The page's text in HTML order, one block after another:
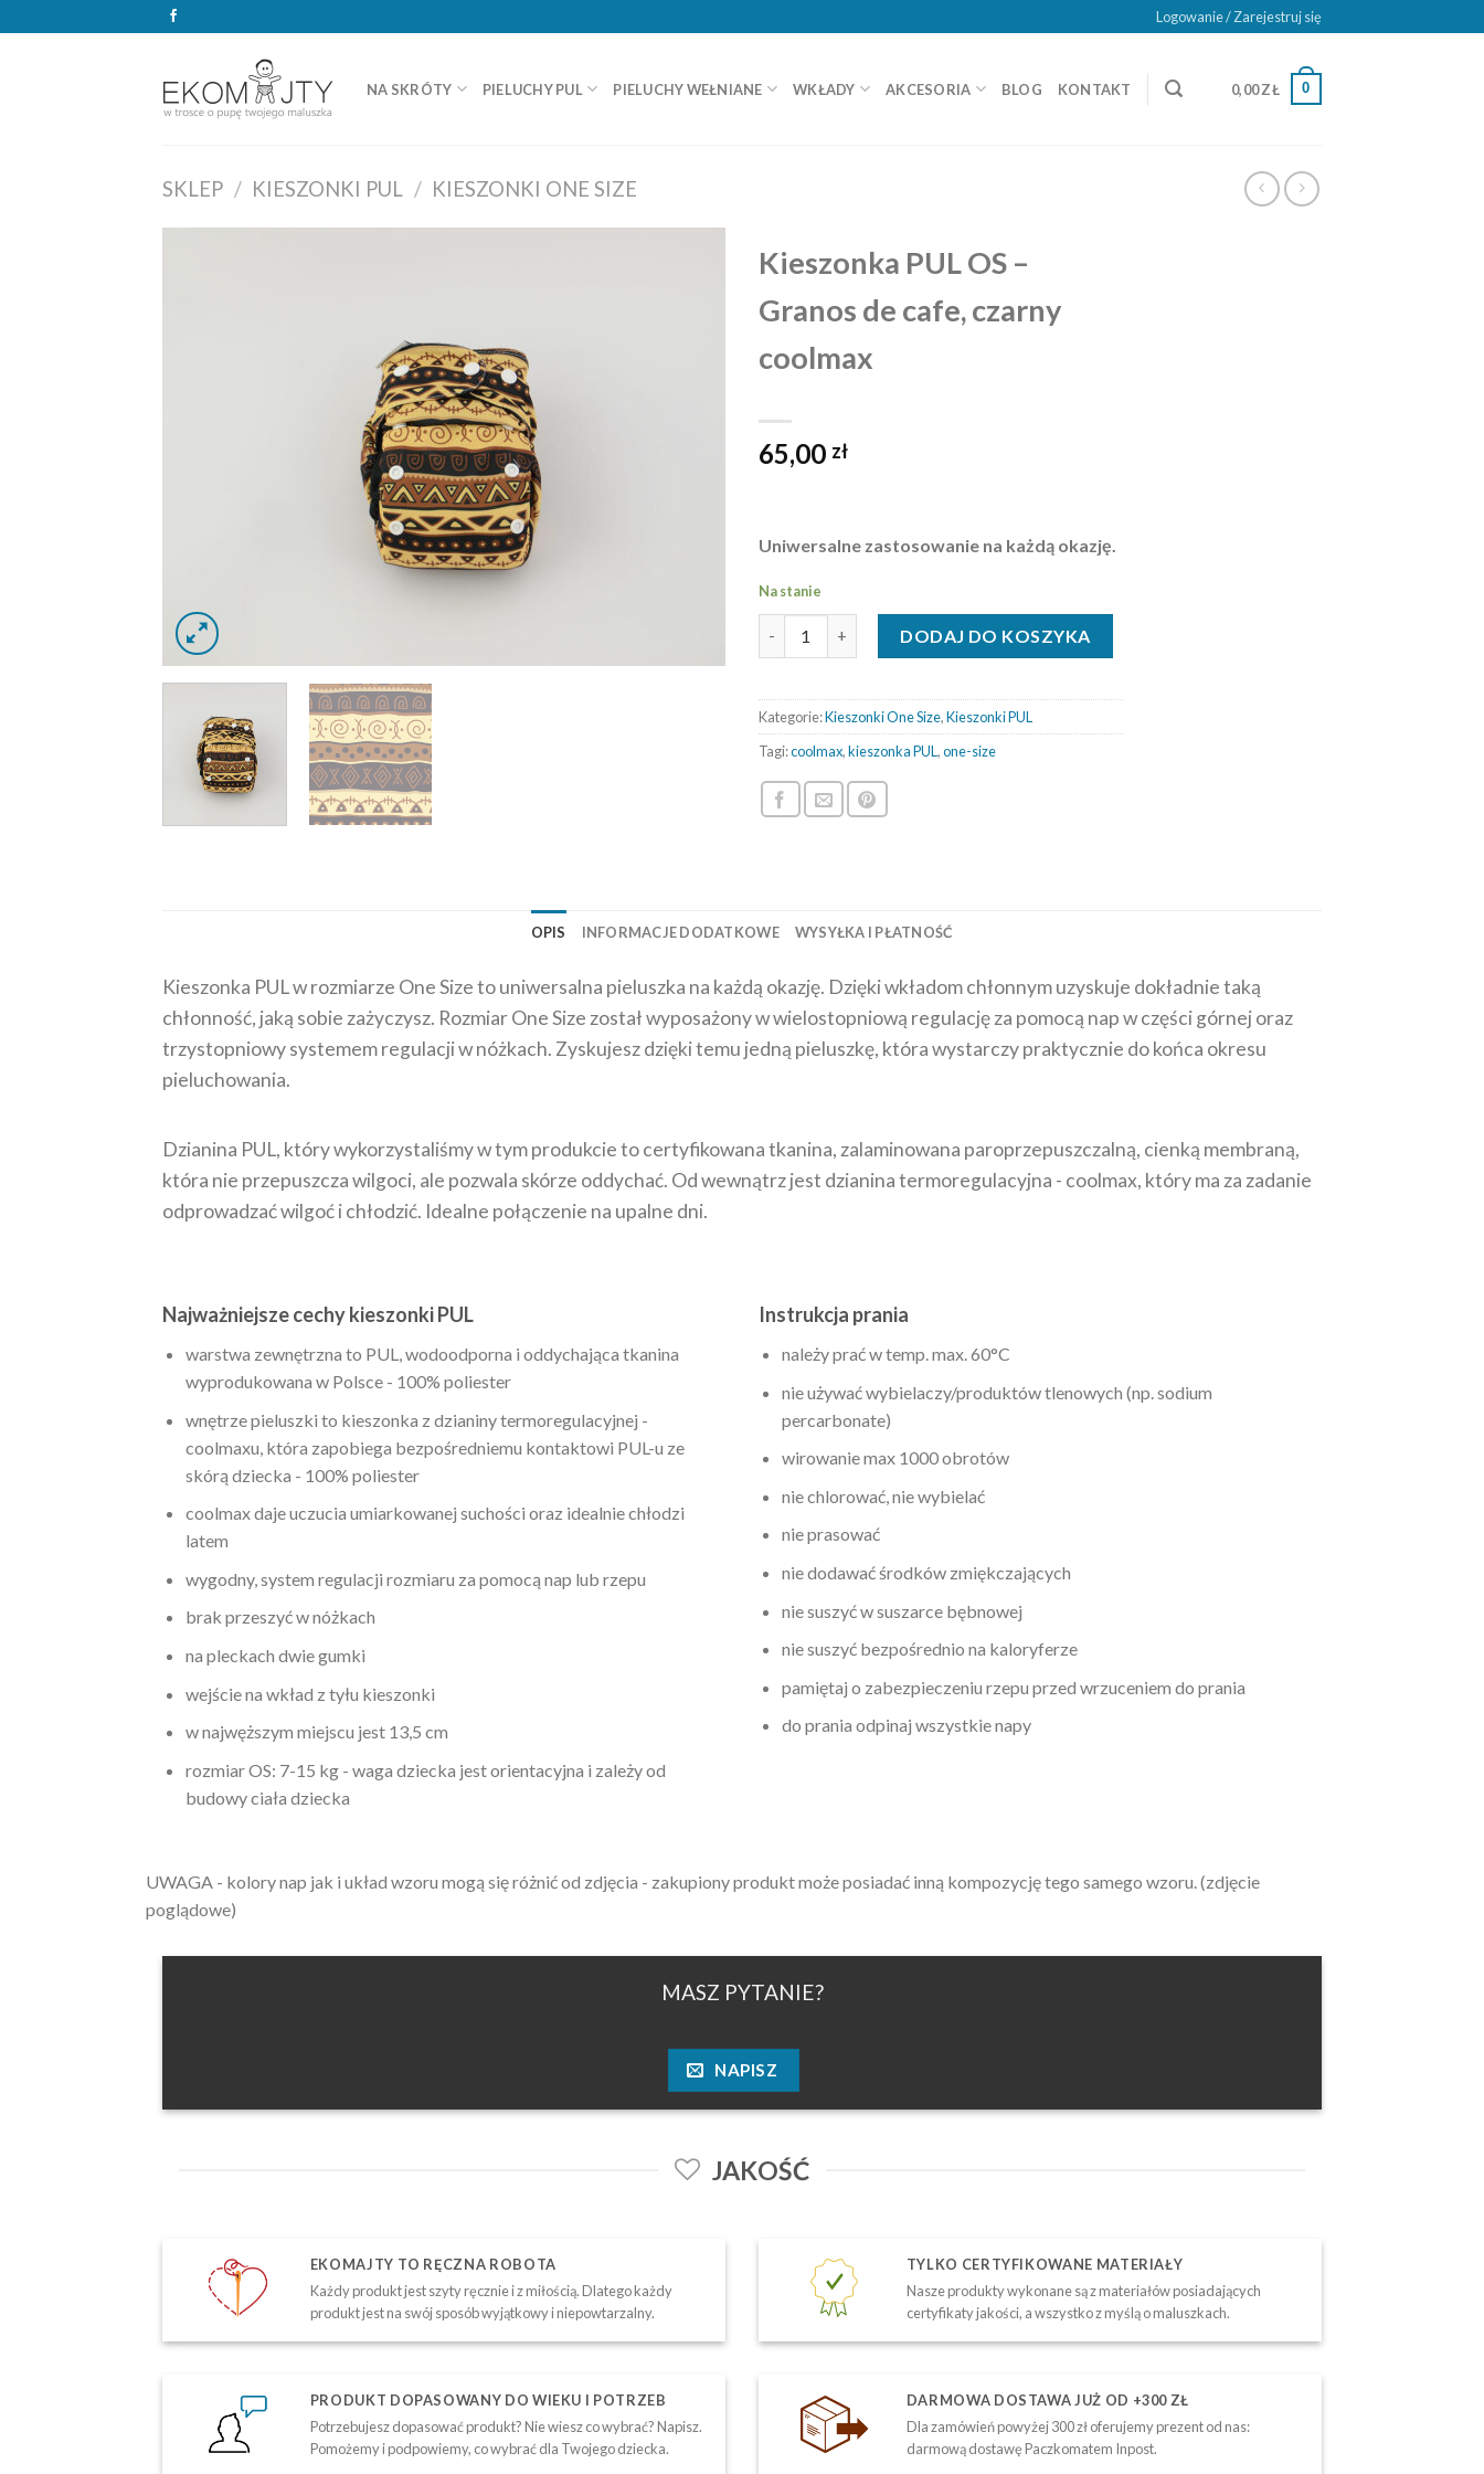
to
Logowanie / Zarejestruj się
NA SKRÓTY PIELUCHY PUL PIELUCHY WEŁNIANE WKŁADY AKCESORIA BLOG KONTAKT 0,00ZŁ 0
SKLEP / KIESZONKI PUL / KIESZONKI ONE SIZE
Kieszonka PUL OS –
Granos de cafe, czarny
coolmax
65,00 zł
Uniwersalne zastosowanie na każdą okazję.
Na stanie
DODAJ DO KOSZYKA
Kategorie:Kieszonki One Size,Kieszonki PUL
Tagi:coolmax,kieszonka PUL,one-size
OPIS INFORMACJE DODATKOWE WYSYŁKA I PŁATNOŚĆ
Kieszonka PUL w rozmiarze One Size to uniwersalna pieluszka na każdą okazję. Dzięki wkładom chłonnym uzyskuje dokładnie taką
chłonność, jaką sobie zażyczysz. Rozmiar One Size został wyposażony w wielostopniową regulację za pomocą nap w części górnej oraz
trzystopniowy systemem regulacji w nóżkach. Zyskujesz dzięki temu jedną pieluszkę, która wystarczy praktycznie do końca okresu
pieluchowania.
Dzianina PUL, który wykorzystaliśmy w tym produkcie to certyfikowana tkanina, zalaminowana paroprzepuszczalną, cienką membraną,
która nie przepuszcza wilgoci, ale pozwala skórze oddychać. Od wewnątrz jest dzianina termoregulacyjna - coolmax, który ma za zadanie
odprowadzać wilgoć i chłodzić. Idealne połączenie na upalne dni.
Najważniejsze cechy kieszonki PUL
warstwa zewnętrzna to PUL, wodoodporna i oddychająca tkanina
wyprodukowana w Polsce - 100% poliester
wnętrze pieluszki to kieszonka z dzianiny termoregulacyjnej -
coolmaxu, która zapobiega bezpośredniemu kontaktowi PUL-u ze
skórą dziecka - 100% poliester
coolmax daje uczucia umiarkowanej suchości oraz idealnie chłodzi
latem
wygodny, system regulacji rozmiaru za pomocą nap lub rzepu
brak przeszyć w nóżkach
na pleckach dwie gumki
wejście na wkład z tyłu kieszonki
w najwęższym miejscu jest 13,5 cm
rozmiar OS: 7-15 kg - waga dziecka jest orientacyjna i zależy od
budowy ciała dziecka
Instrukcja prania
należy prać w temp. max. 60°C
nie używać wybielaczy/produktów tlenowych (np. sodium
percarbonate)
wirowanie max 1000 obrotów
nie chlorować, nie wybielać
nie prasować
nie dodawać środków zmiękczających
nie suszyć w suszarce bębnowej
nie suszyć bezpośrednio na kaloryferze
pamiętaj o zabezpieczeniu rzepu przed wrzuceniem do prania
do prania odpinaj wszystkie napy
UWAGA - kolory nap jak i układ wzoru mogą się różnić od zdjęcia - zakupiony produkt może posiadać inną kompozycję tego samego wzoru. (zdjęcie
poglądowe)
MASZ PYTANIE?
NAPISZ
JAKOŚĆ
EKOMAJTY TO RĘCZNA ROBOTA
Każdy produkt jest szyty ręcznie i z miłością. Dlatego każdy
produkt jest na swój sposób wyjątkowy i niepowtarzalny.
TYLKO CERTYFIKOWANE MATERIAŁY
Nasze produkty wykonane są z materiałów posiadających
certyfikaty jakości, a wszystko z myślą o maluszkach.
PRODUKT DOPASOWANY DO WIEKU I POTRZEB
Potrzebujesz dopasować produkt? Nie wiesz co wybrać? Napisz.
Pomożemy i podpowiemy, co wybrać dla Twojego dziecka.
DARMOWA DOSTAWA JUŻ OD +300 ZŁ
Dla zamówień powyżej 300 zł oferujemy prezent od nas:
darmową dostawę Paczkomatem Inpost.